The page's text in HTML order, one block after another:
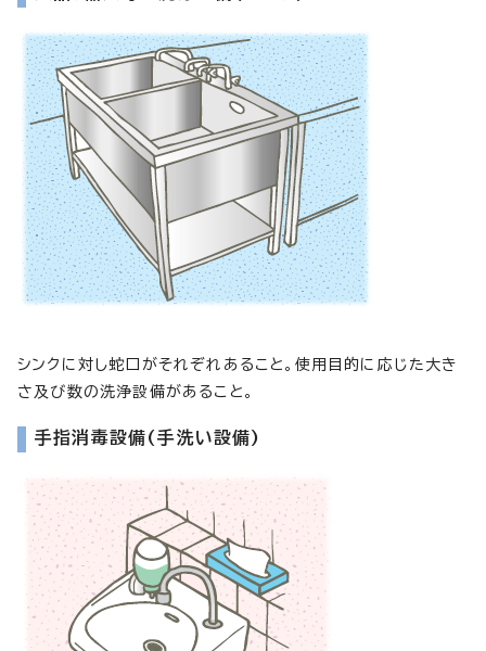
シンクに対し蛇口がそれぞれあること。使用目的に応じた大き
さ及び数の洗浄設備があること。
手指消毒設備(手洗い設備)